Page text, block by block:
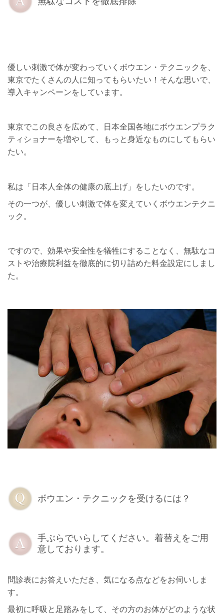
優しい刺激で体が変わっていくボウエン・テクニックを、
東京でたくさんの人に知ってもらいたい！ そんな思いで、
導入キャンペーンをしています。
東京でこの良さを広めて、日本全国各地にボウエンプラク
ティショナーを増やして、もっと身近なものにしてもらい
たい。
私は「日本人全体の健康の底上げ」をしたいのです。
その一つが、優しい刺激で体を変えていくボウエンテクニ
ック。
ですので、効果や安全性を犠牲にすることなく、無駄なコ
ストや治療院利益を徹底的に切り詰めた料金設定にしまし
た。
ボウエン・テクニックを受けるには？
手ぶらでいらしてください。着替えをご用
意しております。
問診表にお答えいただき、気になる点などをお伺いしま
す。
最初に呼吸と足踏みをして、その方のお体がどのような状